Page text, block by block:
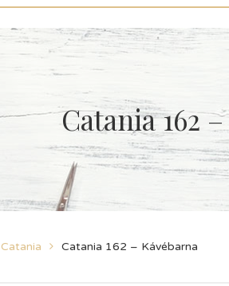
Catania 162
Catania Catania 162 – Kávébarna